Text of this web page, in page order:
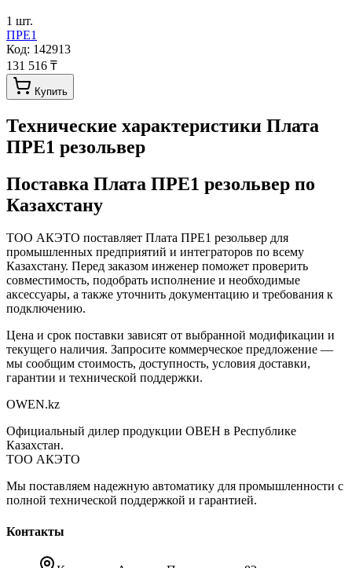
1 шт.
ПРЕ1
Код: 142913
131 516 ₸
Купить
Технические характеристики Плата
ПРЕ1 резольвер
Поставка Плата ПРЕ1 резольвер по
Казахстану
ТОО АКЭТО поставляет Плата ПРЕ1 резольвер для
промышленных предприятий и интеграторов по всему
Казахстану. Перед заказом инженер поможет проверить
совместимость, подобрать исполнение и необходимые
аксессуары, а также уточнить документацию и требования к
подключению.
Цена и срок поставки зависят от выбранной модификации и
текущего наличия. Запросите коммерческое предложение —
мы сообщим стоимость, доступность, условия доставки,
гарантии и технической поддержки.
OWEN.kz
Официальный дилер продукции ОВЕН в Республике
Казахстан.
ТОО АКЭТО
Мы поставляем надежную автоматику для промышленности с
полной технической поддержкой и гарантией.
Контакты